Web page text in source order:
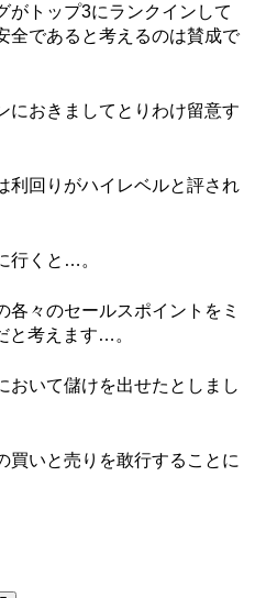
がトップ3にランクインして
全であると考えるのは賛成で
におきましてとりわけ留意す
利回りがハイレベルと評され
行くと…。
各々のセールスポイントをミ
と考えます…。
おいて儲けを出せたとしまし
買いと売りを敢行することに